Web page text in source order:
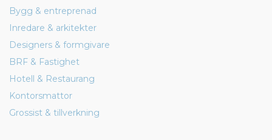
Bygg & entreprenad
Inredare & arkitekter
Designers & formgivare
BRF & Fastighet
Hotell & Restaurang
Kontorsmattor
Grossist & tillverkning